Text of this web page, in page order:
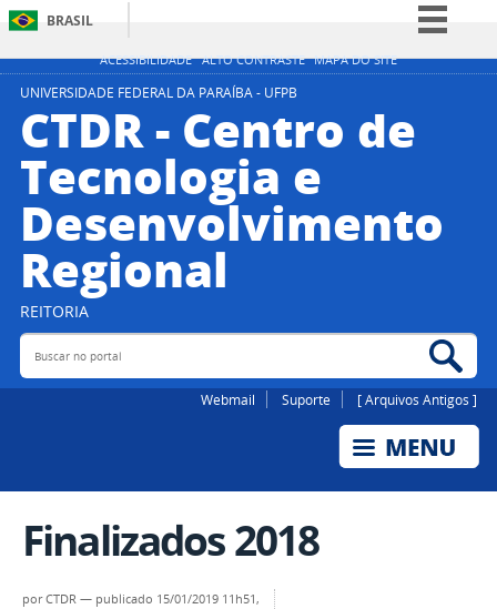
ACESSIBILIDADE ALTO CONTRASTE MAPA DO SITE
BRASIL
Simplifique!
Participe
Legislação
Canais
UNIVERSIDADE FEDERAL DA PARAÍBA - UFPB
CTDR - Centro de
Tecnologia e
Desenvolvimento
Regional
REITORIA
Buscar no portal
Webmail Suporte [ Arquivos Antigos ]
Finalizados 2018
porCTDR — publicado 15/01/2019 11h51,